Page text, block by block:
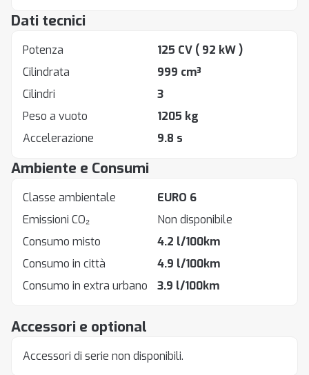
Accessori e optional
Accessori di serie non disponibili.
Dati tecnici
Potenza 125 CV ( 92 kW )
Cilindrata
999 cm³
Cilindri
3
Peso a vuoto
1205 kg
Accelerazione
9.8 s
Ambiente e Consumi
Classe ambientale
EURO 6
Emissioni CO₂
Non disponibile
Consumo misto
4.2 l/100km
Consumo in città
4.9 l/100km
Consumo in extra urbano
3.9 l/100km